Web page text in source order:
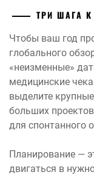
ТРИ ШАГА
Чтобы ваш год
глобального
«неизменные»
медицинские
выделите
больших
для спонтанного
Планирование —
двигаться в